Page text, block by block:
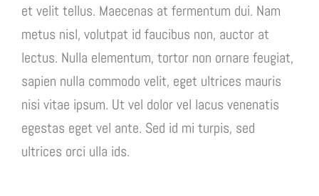
et velit tellus. Maecenas at fermentum dui. Nam
metus nisl, volutpat id faucibus non, auctor at
lectus. Nulla elementum, tortor non ornare feugiat,
sapien nulla commodo velit, eget ultrices mauris
nisi vitae ipsum. Ut vel dolor vel lacus venenatis
egestas eget vel ante. Sed id mi turpis, sed
ultrices orci ulla ids.